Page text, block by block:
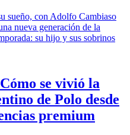
sueño, con Adolfo Cambiaso
nueva generación de la
su hijo y sus sobrinos
se vivió la
de Polo desde
premium